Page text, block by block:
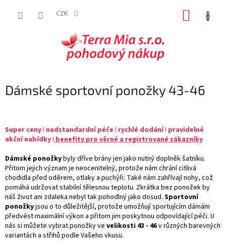
CZK
Dámské sportovní ponožky 43-46
Super cenyI nadstandardní péče I rychlé dodáníI pravidelné
akční nabídkyI benefity pro věrné a registrované zákazníky
Dámské ponožkybyly dříve brány jen jako nutný doplněk šatníku.
Přitom jejich význam je neocenitelný, protože nám chrání citlivá
chodidla před oděrem, otlaky a puchýři. Také nám zahřívají nohy, což
pomáhá udržovat stabilní tělesnou teplotu. Zkrátka bez ponožek by
náš život ani zdaleka nebyl tak pohodlný jako dosud. Sportovní
ponožkyjsou o to důležitější, protože umožňují sportujícím dámám
předvést maximální výkon a přitom jim poskytnou odpovídající péči. U
nás si můžete vybrat ponožky ve velikosti 43 - 46v různých barevných
variantách a střihů podle Vašeho vkusu.